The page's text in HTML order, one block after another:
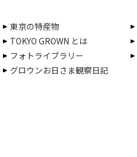
東京の特産物
TOKYO GROWN とは
フォトライブラリー
グロウンお日さま観察日記